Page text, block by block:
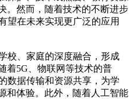
。然而，随着技术的不断进步
望在未来实现更广泛的应用
校、家庭的深度融合，形成
着5G、物联网等技术的普
数据传输和资源共享，为学
和体验。此外，随着人工智能